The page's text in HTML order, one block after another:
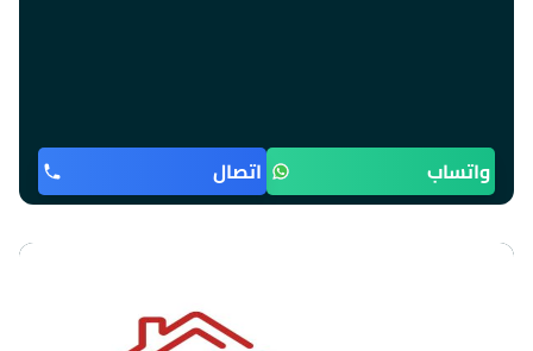
واتساب اتصال